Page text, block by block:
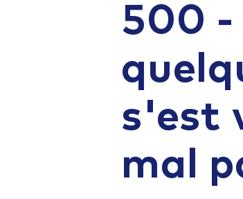
500 -
s'est
mal